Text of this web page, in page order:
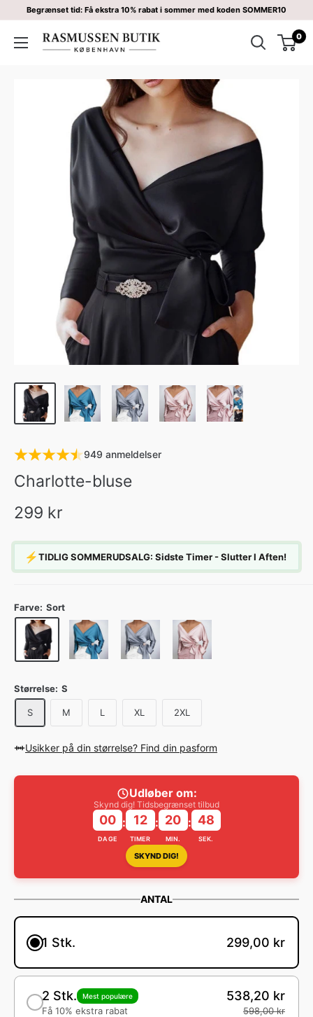
Begrænset tid: Få ekstra 10% rabat i sommer med koden SOMMER10
0
949 anmeldelser
Charlotte-bluse
299 kr
⚡TIDLIG SOMMERUDSALG: Sidste Timer - Slutter I Aften!
Farve: Sort
Størrelse: S
S M L XL 2XL
Usikker på din størrelse? Find din pasform
Udløber om:
Skynd dig! Tidsbegrænset tilbud
00
DAGE
: 12
TIMER
: 20
MIN.
: 47
SEK.
SKYND DIG!
ANTAL
1 Stk. 299,00 kr
2 Stk. Mest populære
Få 10% ekstra rabat
538,20 kr
598,00 kr